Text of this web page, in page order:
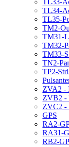
TL33-
TL34-
TL35-
TM2-
TM31-
TM32-
TM33-
TN2-
TP2-
ZVA2 -
ZVB2 -
ZVC2 -
GPS
RA2-
RA31-
RB2-